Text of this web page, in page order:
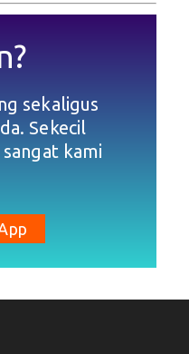
sekaligus
Sekecil
kami